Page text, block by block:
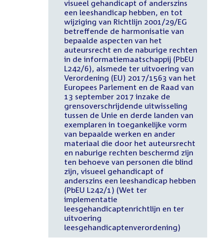
visueel gehandicapt of anderszins
een leeshandicap hebben, en tot
wijziging van Richtlijn 2001/29/EG
betreffende de harmonisatie van
bepaalde aspecten van het
auteursrecht en de naburige rechten
in de informatiemaatschappij (PbEU
L242/6), alsmede ter uitvoering van
Verordening (EU) 2017/1563 van het
Europees Parlement en de Raad van
13 september 2017 inzake de
grensoverschrijdende uitwisseling
tussen de Unie en derde landen van
exemplaren in toegankelijke vorm
van bepaalde werken en ander
materiaal die door het auteursrecht
en naburige rechten beschermd zijn
ten behoeve van personen die blind
zijn, visueel gehandicapt of
anderszins een leeshandicap hebben
(PbEU L242/1) (Wet ter
implementatie
leesgehandicaptenrichtlijn en ter
uitvoering
leesgehandicaptenverordening)